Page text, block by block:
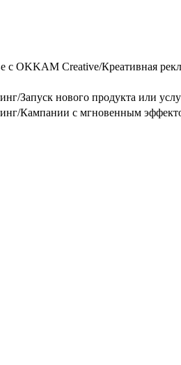
с OKKAM Creative/Креативная
Запуск нового продукта или
Кампании с мгновенным